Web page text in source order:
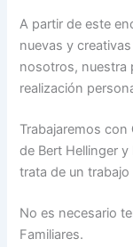
A partir de este
nuevas y
nosotros, nuestra
realización
Trabajaremos con
de Bert Hellinger
trata de un
No es necesario
Familiares.